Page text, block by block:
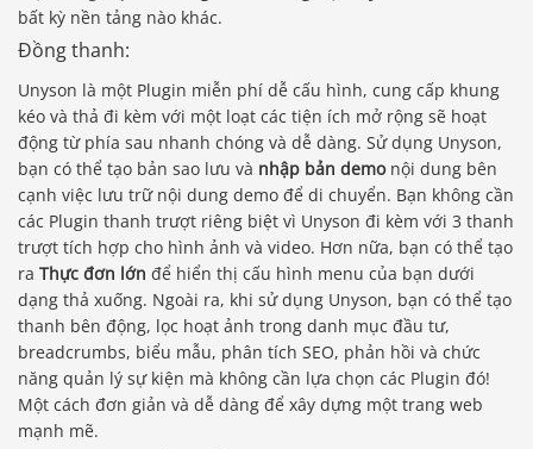
bất kỳ nền tảng nào khác.
Đồng thanh:
Unyson là một Plugin miễn phí dễ cấu hình, cung cấp khung
kéo và thả đi kèm với một loạt các tiện ích mở rộng sẽ hoạt
động từ phía sau nhanh chóng và dễ dàng. Sử dụng Unyson,
bạn có thể tạo bản sao lưu và nhập bản demonội dung bên
cạnh việc lưu trữ nội dung demo để di chuyển. Bạn không cần
các Plugin thanh trượt riêng biệt vì Unyson đi kèm với 3 thanh
trượt tích hợp cho hình ảnh và video. Hơn nữa, bạn có thể tạo
ra Thực đơn lớn để hiển thị cấu hình menu của bạn dưới
dạng thả xuống. Ngoài ra, khi sử dụng Unyson, bạn có thể tạo
thanh bên động, lọc hoạt ảnh trong danh mục đầu tư,
breadcrumbs, biểu mẫu, phân tích SEO, phản hồi và chức
năng quản lý sự kiện mà không cần lựa chọn các Plugin đó!
Một cách đơn giản và dễ dàng để xây dựng một trang web
mạnh mẽ.